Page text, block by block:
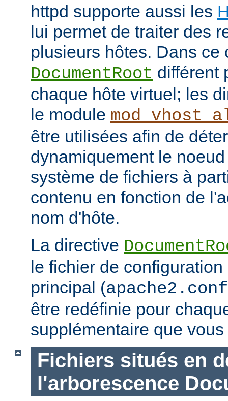
httpd supporte aussi les
lui permet de traiter des
plusieurs hôtes. Dans ce
DocumentRoot différent
chaque hôte virtuel; les
le module
être utilisées afin de
dynamiquement le
système de fichiers à
contenu en fonction de
nom d'hôte.
La directive
le fichier de
principal (apache2.conf
être redéfinie pour
supplémentaire que
Fichiers situés en
l'arborescence